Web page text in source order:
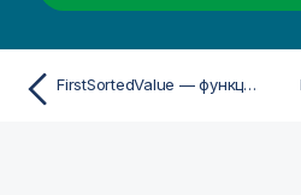
FirstSortedValue — функция скрипта